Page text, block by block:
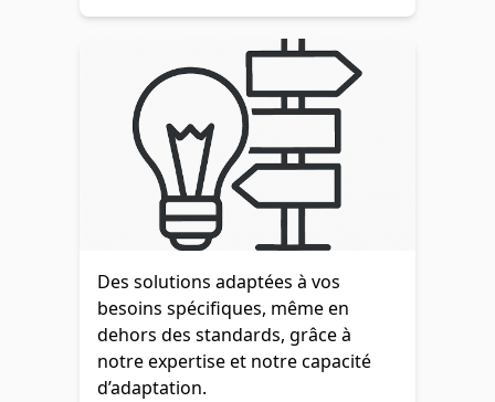
Des solutions adaptées à vos
besoins spécifiques, même en
dehors des standards, grâce à
notre expertise et notre capacité
d’adaptation.